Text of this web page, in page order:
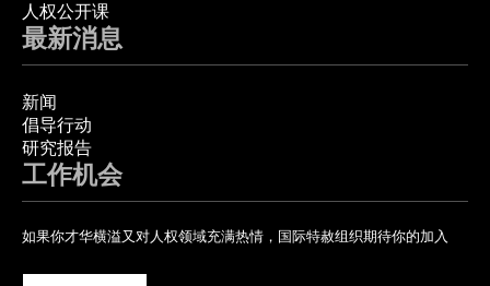
人权公开课
最新消息
新闻
倡导行动
研究报告
工作机会
如果你才华横溢又对人权领域充满热情，国际特赦组织期待你的加入